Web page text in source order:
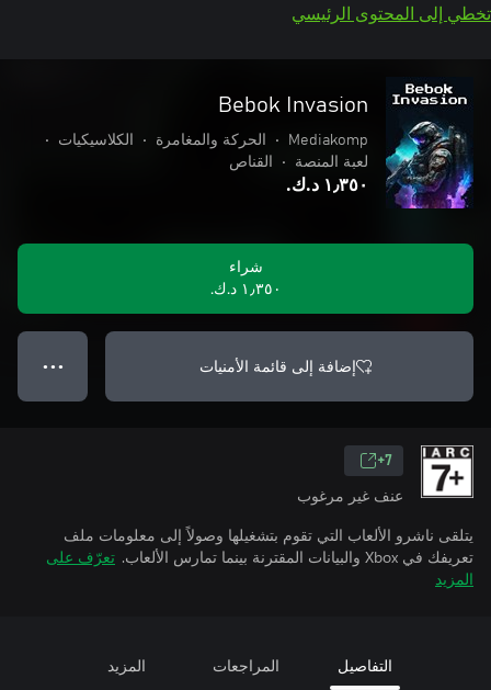
تخطي إلى المحتوى الرئيسي
Bebok Invasion
Mediakomp
• الحركة والمغامرة • الكلاسيكيات
•
لعبة المنصة
• القناص
١٫٣٥٠ د.ك.‏
شراء
١٫٣٥٠ د.ك.‏
إضافة إلى قائمة الأمنيات ● ● ●
7+
عنف غير مرغوب
يتلقى ناشرو الألعاب التي تقوم بتشغيلها وصولاً إلى معلومات ملف
تعريفك في Xbox والبيانات المقترنة بينما تمارس الألعاب.
تعرّف على
المزيد
التفاصيل المراجعات المزيد